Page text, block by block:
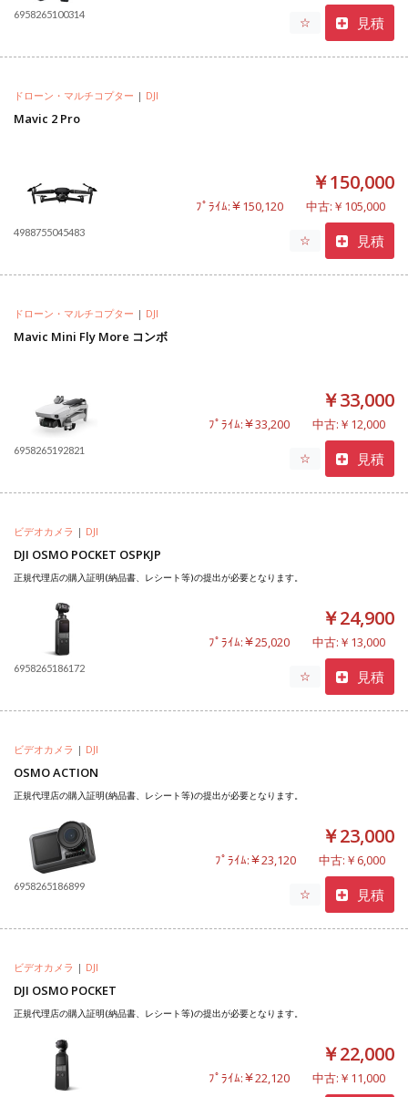
6958265100314
☆ 見積
ドローン・マルチコプター | DJI
Mavic 2 Pro
4988755045483
￥150,000
ﾌﾟﾗｲﾑ:￥150,120 中古:￥105,000
☆ 見積
ドローン・マルチコプター | DJI
Mavic Mini Fly More コンボ
6958265192821
￥33,000
ﾌﾟﾗｲﾑ:￥33,200 中古:￥12,000
☆ 見積
ビデオカメラ | DJI
DJI OSMO POCKET OSPKJP
正規代理店の購入証明(納品書、レシート等)の提出が必要となります。
6958265186172
￥24,900
ﾌﾟﾗｲﾑ:￥25,020 中古:￥13,000
☆ 見積
ビデオカメラ | DJI
OSMO ACTION
正規代理店の購入証明(納品書、レシート等)の提出が必要となります。
6958265186899
￥23,000
ﾌﾟﾗｲﾑ:￥23,120 中古:￥6,000
☆ 見積
ビデオカメラ | DJI
DJI OSMO POCKET
正規代理店の購入証明(納品書、レシート等)の提出が必要となります。
￥22,000
ﾌﾟﾗｲﾑ:￥22,120 中古:￥11,000